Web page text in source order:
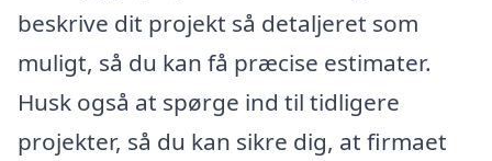
beskrive dit projekt så detaljeret som
muligt, så du kan få præcise estimater.
Husk også at spørge ind til tidligere
projekter, så du kan sikre dig, at firmaet